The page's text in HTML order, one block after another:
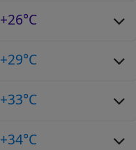
+26°C
+29°C
+33°C
+34°C